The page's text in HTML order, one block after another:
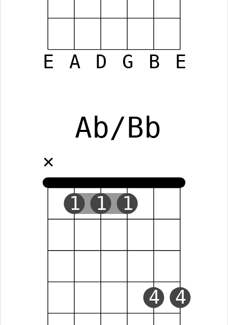
E A D G B E
Ab/Bb
✕
1
1 1
4 4